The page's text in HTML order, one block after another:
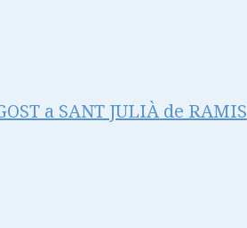
a SANT JULIÀ de RAMIS